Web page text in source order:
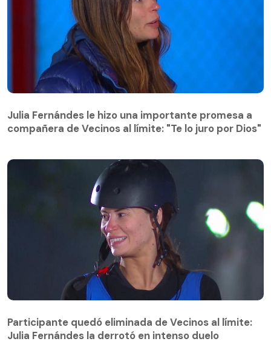
compañera de Vecinos al límite: "Te lo juro por Dios"
Julia Fernándes le hizo una importante promesa a
compañera de Vecinos al límite: "Te lo juro por Dios"
Julia Fernándes la derrotó en intenso duelo
Participante quedó eliminada de Vecinos al límite:
Julia Fernándes la derrotó en intenso duelo